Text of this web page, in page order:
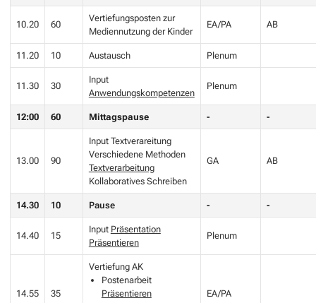
10.20 60
Vertiefungsposten zur
Mediennutzung der Kinder
EA/PA AB
11.20 10 Austausch Plenum
11.30 30
Input
Anwendungskompetenzen
Plenum
12:00 60 Mittagspause - -
13.00 90
Input Textverareitung
Verschiedene Methoden
Textverarbeitung
Kollaboratives Schreiben
GA AB
14.30 10 Pause - -
14.40 15
Input Präsentation
Präsentieren
Plenum
14.55 35
Vertiefung AK
Postenarbeit
Präsentieren
EA/PA